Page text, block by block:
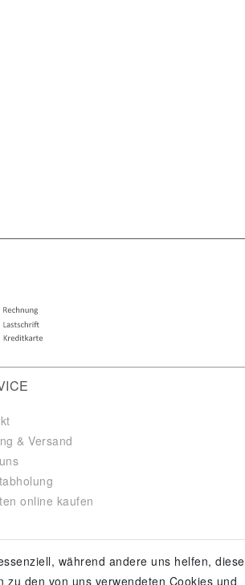
& Versand
online kaufen
während andere uns helfen, diese
den von uns verwendeten Cookies und